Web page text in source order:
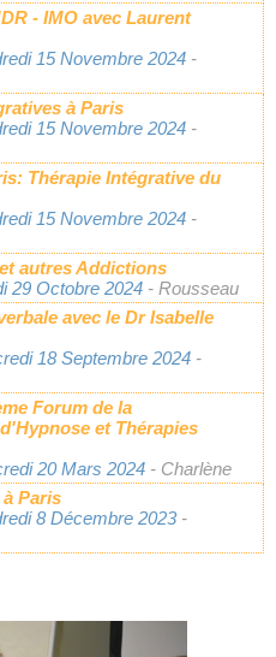
- IMO avec Laurent
15 Novembre 2024 -
à Paris
15 Novembre 2024 -
Thérapie Intégrative du
15 Novembre 2024 -
autres Addictions
29 Octobre 2024 - Rousseau
avec le Dr Isabelle
18 Septembre 2024 -
Forum de la
et Thérapies
20 Mars 2024 - Charlène
Paris
8 Décembre 2023 -